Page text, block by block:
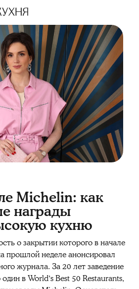
Michelin: как
награды
кухню
о закрытии которого в начале
прошлой неделе анонсировал
журнала. За 20 лет заведение
в Worldʼs Best 50 Restaurants,